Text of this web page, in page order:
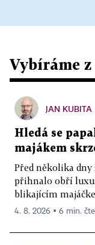
Vybíráme z
JAN KUBITA
Hledá se
majákem
Před několika dny
přihnalo obří
blikajícím
4. 8. 2026 ▪ 6 min.